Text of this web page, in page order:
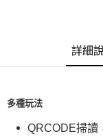
運送方式
詳細
多種玩法
QRCODE掃讀